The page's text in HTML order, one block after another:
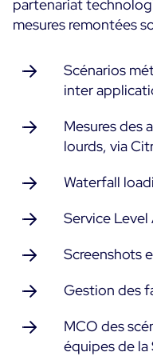
partenariat
mesures remontées
Scénarios
inter
Mesures des
lourds, via
Waterfall
Service
Screenshots
Gestion des
MCO des
équipes de